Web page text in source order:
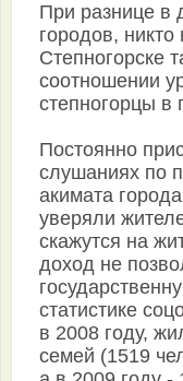
При разнице в
городов,
Степногорске
соотношении
степногорцы в
Постоянно
слушаниях по
акимата
уверяли
скажутся на
доход не
статистике
в 2008 году,
семей (1519